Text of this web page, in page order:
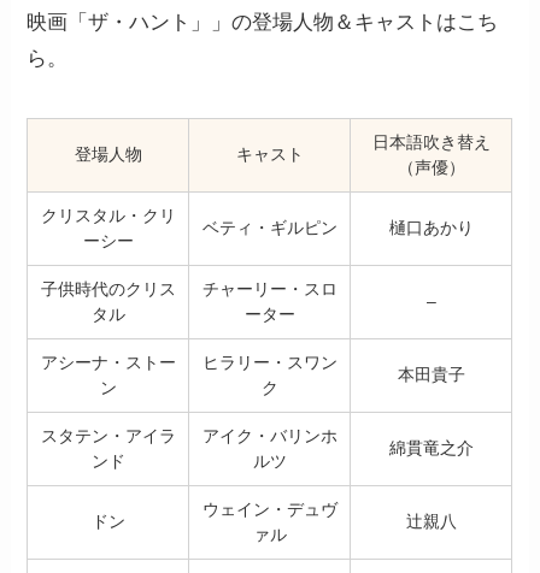
映画「ザ・ハント」」の登場人物＆キャストはこち
ら。
登場人物 キャスト
日本語吹き替え
（声優）
クリスタル・クリ
ーシー
ベティ・ギルピン 樋口あかり
子供時代のクリス
タル
チャーリー・スロ
ーター
–
アシーナ・ストー
ン
ヒラリー・スワン
ク
本田貴子
スタテン・アイラ
ンド
アイク・バリンホ
ルツ
綿貫竜之介
ドン
ウェイン・デュヴ
ァル
辻親八